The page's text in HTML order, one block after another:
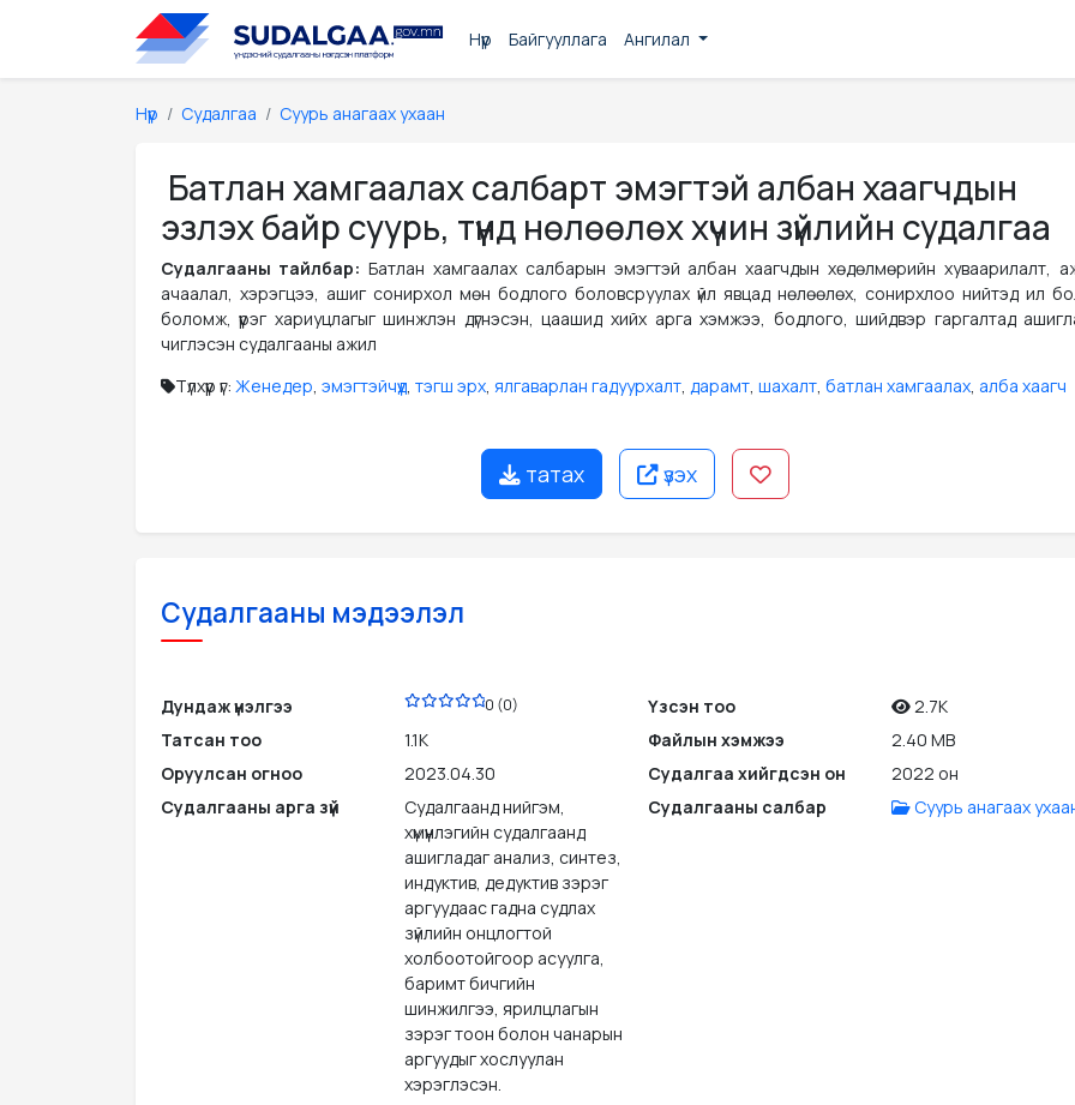
Нүүр Байгууллага Ангилал
Нүүр Судалгаа Суурь анагаах ухаан
Батлан хамгаалах салбарт эмэгтэй албан хаагчдын
эзлэх байр суурь, түүнд нөлөөлөх хүчин зүйлийн судалгаа
Судалгааны тайлбар:Батлан хамгаалах салбарын эмэгтэй албан хаагчдын хөдөлмөрийн хуваарилалт,
ачаалал, хэрэгцээ, ашиг сонирхол мөн бодлого боловсруулах үйл явцад нөлөөлөх, сонирхлоо нийтэд ил
боломж, үүрэг хариуцлагыг шинжлэн дүгнэсэн, цаашид хийх арга хэмжээ, бодлого, шийдвэр гаргалтад
чиглэсэн судалгааны ажил
Түлхүүр үг: Женедер, эмэгтэйчүүд, тэгш эрх, ялгаварлан гадуурхалт, дарамт, шахалт, батлан хамгаалах, алба хаагч
татах үзэх
Судалгааны мэдээлэл
Дундаж үнэлгээ 0 (0) Үзсэн тоо
2.7K
Татсан тоо
1.1K Файлын хэмжээ
2.40 MB
Оруулсан огноо
2023.04.30 Судалгаа хийгдсэн он
2022 он
Судалгааны арга зүй
Судалгаанд нийгэм,
хүмүүнлэгийн судалгаанд
ашигладаг анализ, синтез,
индуктив, дедуктив зэрэг
аргуудаас гадна судлах
зүйлийн онцлогтой
холбоотойгоор асуулга,
баримт бичгийн
шинжилгээ, ярилцлагын
зэрэг тоон болон чанарын
аргуудыг хослуулан
хэрэглэсэн.
Судалгааны салбар Суурь анагаах